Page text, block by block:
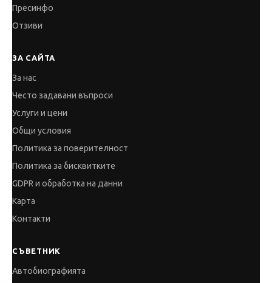
Пресинфо
Отзиви
ЗА САЙТА
За нас
Често задавани въпроси
Услуги и цени
Общи условия
Политика за поверителност
Политика за бисквитките
GDPR и обработка на данни
Карта
Контакти
СЪВЕТНИК
Автобиографията